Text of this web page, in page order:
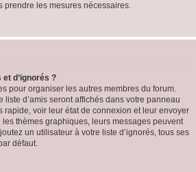
prendre les mesures nécessaires.
d’ignorés ?
pour organiser les autres membres du forum.
liste d’amis seront affichés dans votre panneau
rapide, voir leur état de connexion et leur envoyer
thèmes graphiques, leurs messages peuvent
un utilisateur à votre liste d’ignorés, tous ses
défaut.